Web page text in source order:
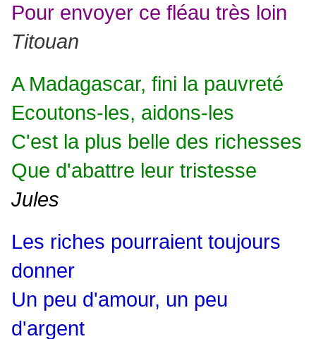
Pour envoyer ce fléau très loin
Titouan
A Madagascar, fini la pauvreté
Ecoutons-les, aidons-les
C'est la plus belle des richesses
Que d'abattre leur tristesse
Jules
Les riches pourraient toujours
donner
Un peu d'amour, un peu
d'argent